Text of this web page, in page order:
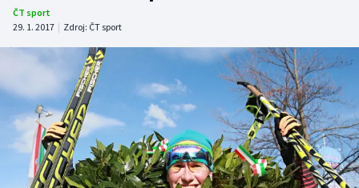
Hokej
Tenis
DALŠÍ SPORTY
Americký fotbal
Atletika
NEPŘEHLÉDNĚTE
Soutěže
ČT sport
29. 1. 2017 | Zdroj: ČT sport